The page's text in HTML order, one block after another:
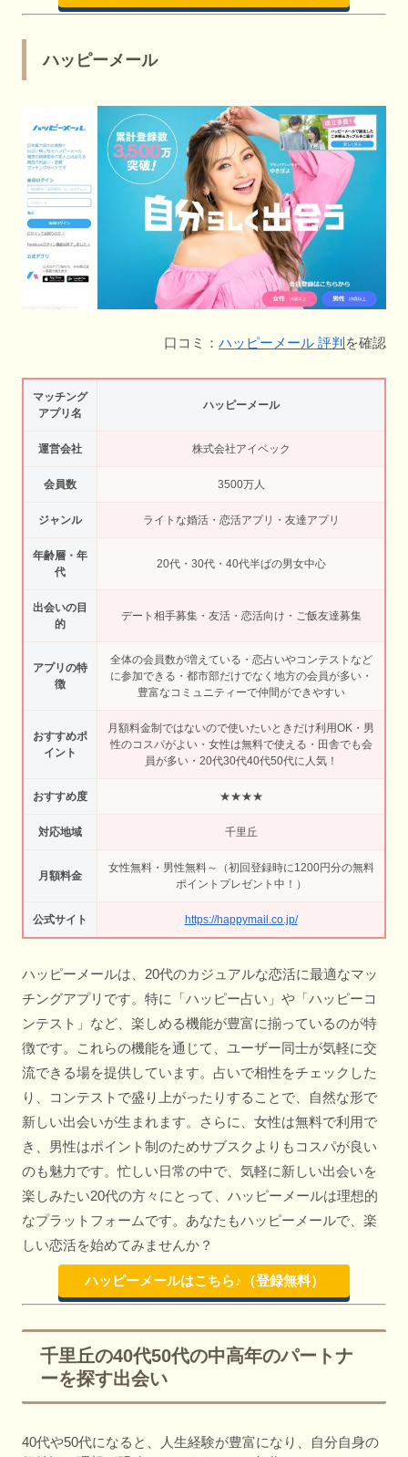
ハッピーメール
口コミ： ハッピーメール 評判 を確認
マッチング
アプリ名
ハッピーメール
運営会社 株式会社アイベック
会員数 3500万人
ジャンル ライトな婚活・恋活アプリ・友達アプリ
年齢層・年
代
20代・30代・40代半ばの男女中心
出会いの目
的
デート相手募集・友活・恋活向け・ご飯友達募集
アプリの特
徴
全体の会員数が増えている・恋占いやコンテストなど
に参加できる・都市部だけでなく地方の会員が多い・
豊富なコミュニティーで仲間ができやすい
おすすめポ
イント
月額料金制ではないので使いたいときだけ利用OK・男
性のコスパがよい・女性は無料で使える・田舎でも会
員が多い・20代30代40代50代に人気！
おすすめ度 ★★★★
対応地域 千里丘
月額料金
女性無料・男性無料～（初回登録時に1200円分の無料
ポイントプレゼント中！）
公式サイト https://happymail.co.jp/
ハッピーメールは、20代のカジュアルな恋活に最適なマッ
チングアプリです。特に「ハッピー占い」や「ハッピーコ
ンテスト」など、楽しめる機能が豊富に揃っているのが特
徴です。これらの機能を通じて、ユーザー同士が気軽に交
流できる場を提供しています。占いで相性をチェックした
り、コンテストで盛り上がったりすることで、自然な形で
新しい出会いが生まれます。さらに、女性は無料で利用で
き、男性はポイント制のためサブスクよりもコスパが良い
のも魅力です。忙しい日常の中で、気軽に新しい出会いを
楽しみたい20代の方々にとって、ハッピーメールは理想的
なプラットフォームです。あなたもハッピーメールで、楽
しい恋活を始めてみませんか？
ハッピーメールはこちら♪（登録無料）
千里丘の40代50代の中高年のパートナ
ーを探す出会い
40代や50代になると、人生経験が豊富になり、自分自身の